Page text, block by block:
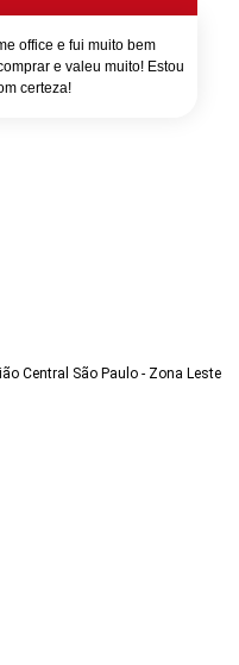
office e fui muito bem
e valeu muito! Estou
certeza!
Central São Paulo - Zona Leste